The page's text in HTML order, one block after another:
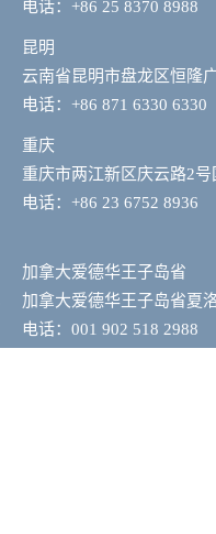
电话：+86 25 8370 8988
昆明
云南省昆明市盘龙区恒隆
电话：+86 871 6330 6330
重庆
重庆市两江新区庆云路2
电话：+86 23 6752 8936
加拿大爱德华王子岛省
加拿大爱德华王子岛省夏
电话：001 902 518 2988